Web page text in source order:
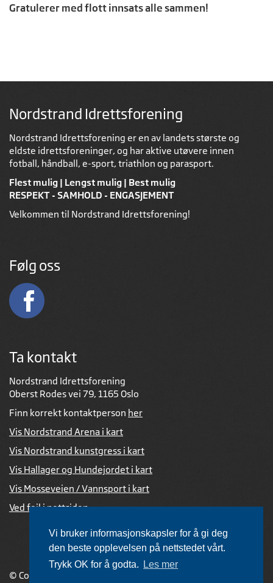
Vi bruker informasjonskapsler for å gi deg
den beste opplevelsen på nettstedet vårt.
Trykk OK for å godta.
Les mer
Gratulerer med flott innsats alle sammen!
Nordstrand Idrettsforening
Nordstrand Idrettsforening er en av landets største og
eldste idrettsforeninger, og har aktive utøvere innen
fotball, håndball, e-sport, triathlon og parasport.
Flest mulig | Lengst mulig | Best mulig
RESPEKT - SAMHOLD - ENGASJEMENT
Velkommen til Nordstrand Idrettsforening!
Følg oss
Ta kontakt
Nordstrand Idrettsforening
Oberst Rodes vei 79, 1165 Oslo
Finn korrekt kontaktperson her
Vis Nordstrand Arena i kart
Vis Nordstrand kunstgress i kart
Vis Hallager og Hundejordet i kart
Vis Mosseveien / Vannsport i kart
Ved feil i nettsiden
© Copyright 2026 |